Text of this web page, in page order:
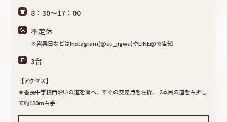
8：30～17：00
不定休
※営業日などはInstagram(@su_jigwa)やLINE@で告知
3台
【アクセス】
★香長中学校西沿いの道を南へ、すぐの交差点を左折、
2本目の道を右折し
て約150m右手